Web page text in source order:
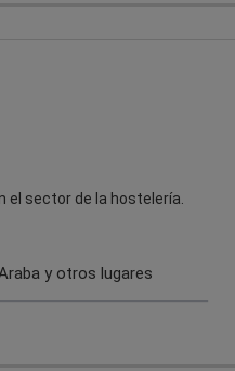
el sector de la hostelería.
y otros lugares